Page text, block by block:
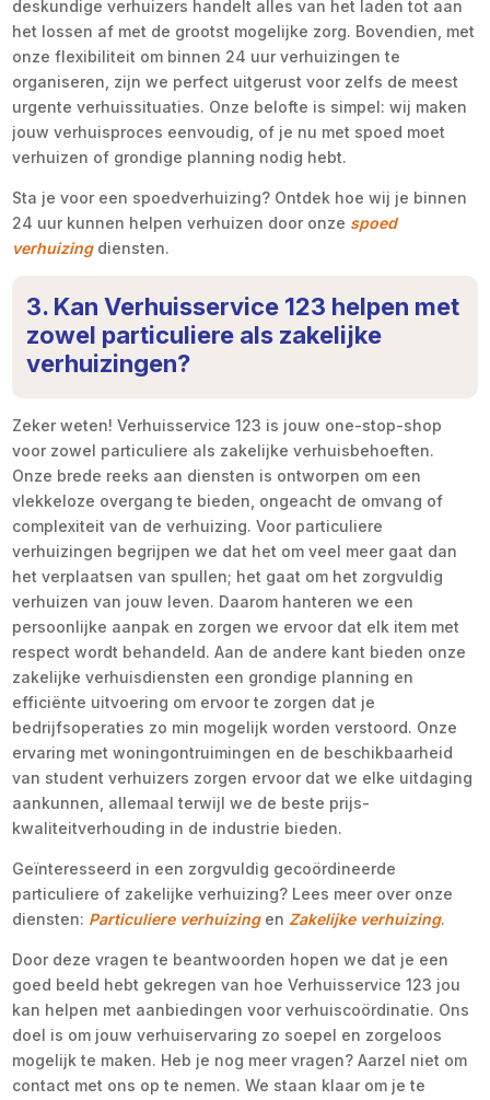
deskundige verhuizers handelt alles van het laden tot aan
het lossen af met de grootst mogelijke zorg. Bovendien, met
onze flexibiliteit om binnen 24 uur verhuizingen te
organiseren, zijn we perfect uitgerust voor zelfs de meest
urgente verhuissituaties. Onze belofte is simpel: wij maken
jouw verhuisproces eenvoudig, of je nu met spoed moet
verhuizen of grondige planning nodig hebt.
Sta je voor een spoedverhuizing? Ontdek hoe wij je binnen
24 uur kunnen helpen verhuizen door onze spoed
verhuizingdiensten.
3. Kan Verhuisservice 123 helpen met
zowel particuliere als zakelijke
verhuizingen?
Zeker weten! Verhuisservice 123 is jouw one-stop-shop
voor zowel particuliere als zakelijke verhuisbehoeften.
Onze brede reeks aan diensten is ontworpen om een
vlekkeloze overgang te bieden, ongeacht de omvang of
complexiteit van de verhuizing. Voor particuliere
verhuizingen begrijpen we dat het om veel meer gaat dan
het verplaatsen van spullen; het gaat om het zorgvuldig
verhuizen van jouw leven. Daarom hanteren we een
persoonlijke aanpak en zorgen we ervoor dat elk item met
respect wordt behandeld. Aan de andere kant bieden onze
zakelijke verhuisdiensten een grondige planning en
efficiënte uitvoering om ervoor te zorgen dat je
bedrijfsoperaties zo min mogelijk worden verstoord. Onze
ervaring met woningontruimingen en de beschikbaarheid
van student verhuizers zorgen ervoor dat we elke uitdaging
aankunnen, allemaal terwijl we de beste prijs-
kwaliteitverhouding in de industrie bieden.
Geïnteresseerd in een zorgvuldig gecoördineerde
particuliere of zakelijke verhuizing? Lees meer over onze
diensten: Particuliere verhuizingen Zakelijke verhuizing.
Door deze vragen te beantwoorden hopen we dat je een
goed beeld hebt gekregen van hoe Verhuisservice 123 jou
kan helpen met aanbiedingen voor verhuiscoördinatie. Ons
doel is om jouw verhuiservaring zo soepel en zorgeloos
mogelijk te maken. Heb je nog meer vragen? Aarzel niet om
contact met ons op te nemen. We staan klaar om je te